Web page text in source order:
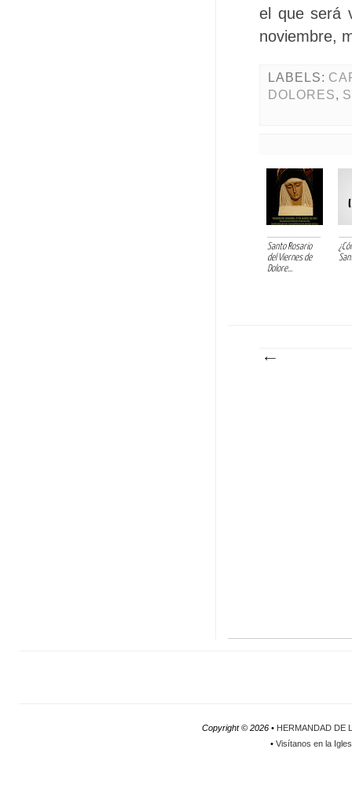
el que será
noviembre,
LABELS:
DOLORES,
Santo Rosario
del Viernes de
Dolore...
Copyright ©2026 • HERMANDAD DE
•Visítanos en la